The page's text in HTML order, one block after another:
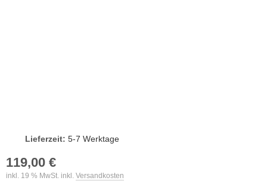
Lieferzeit: 5-7 Werktage
119,00 €
inkl. 19 % MwSt. inkl. Versandkosten